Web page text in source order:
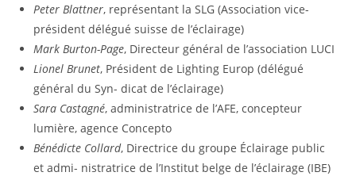
Peter Blattner, représentant la SLG (Association vice-
président délégué suisse de l’éclairage)
Mark Burton-Page, Directeur général de l’association LUCI
Lionel Brunet, Président de Lighting Europ (délégué
général du Syn- dicat de l’éclairage)
Sara Castagné, administratrice de l’AFE, concepteur
lumière, agence Concepto
Bénédicte Collard, Directrice du groupe Éclairage public
et admi- nistratrice de l’Institut belge de l’éclairage (IBE)